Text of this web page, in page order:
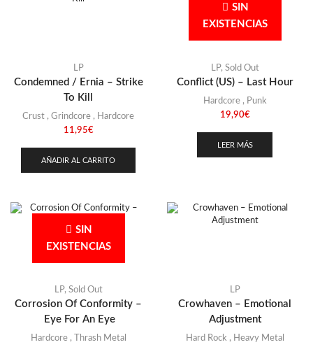
LP
Condemned / Ernia – Strike
To Kill
Crust , Grindcore , Hardcore
11,95€
AÑADIR AL CARRITO
SIN
EXISTENCIAS
LP, Sold Out
Conflict (US) – Last Hour
Hardcore, Punk
19,90€
LEER MÁS
SIN
EXISTENCIAS
LP, Sold Out
Corrosion Of Conformity –
Eye For An Eye
Hardcore,
Thrash Metal
LP
Crowhaven – Emotional
Adjustment
Hard Rock , Heavy Metal